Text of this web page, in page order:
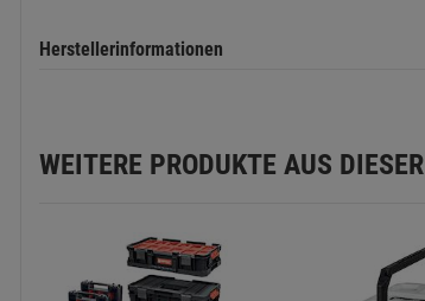
Herstellerinformationen
WEITERE PRODUKTE AUS